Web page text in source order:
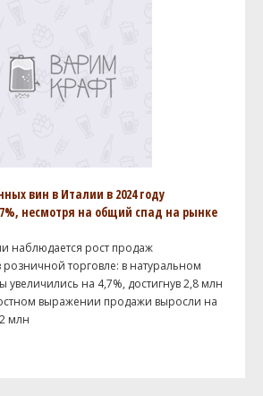
вин в Италии в 2024 году
несмотря на общий спад на рынке
наблюдается рост продаж
торговле: в натуральном
на 4,7%, достигнув 2,8 млн
выражении продажи выросли на
млн